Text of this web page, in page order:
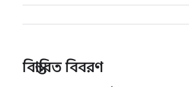
বিস্তারিত বিবরণ